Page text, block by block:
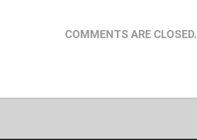
COMMENTS ARE CLOSED.